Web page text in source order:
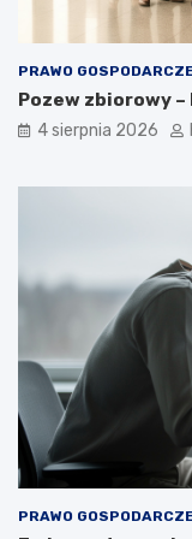
z
y
s
l
n
w
?
PRAWO
Pozew zbiorowy –
4 sierpnia 2026
PRAWO